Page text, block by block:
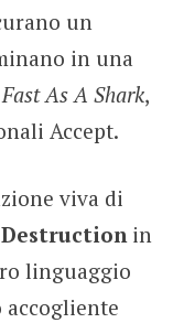
un
in una
Fast As A Shark,
Accept.
viva di
Destructionin
linguaggio